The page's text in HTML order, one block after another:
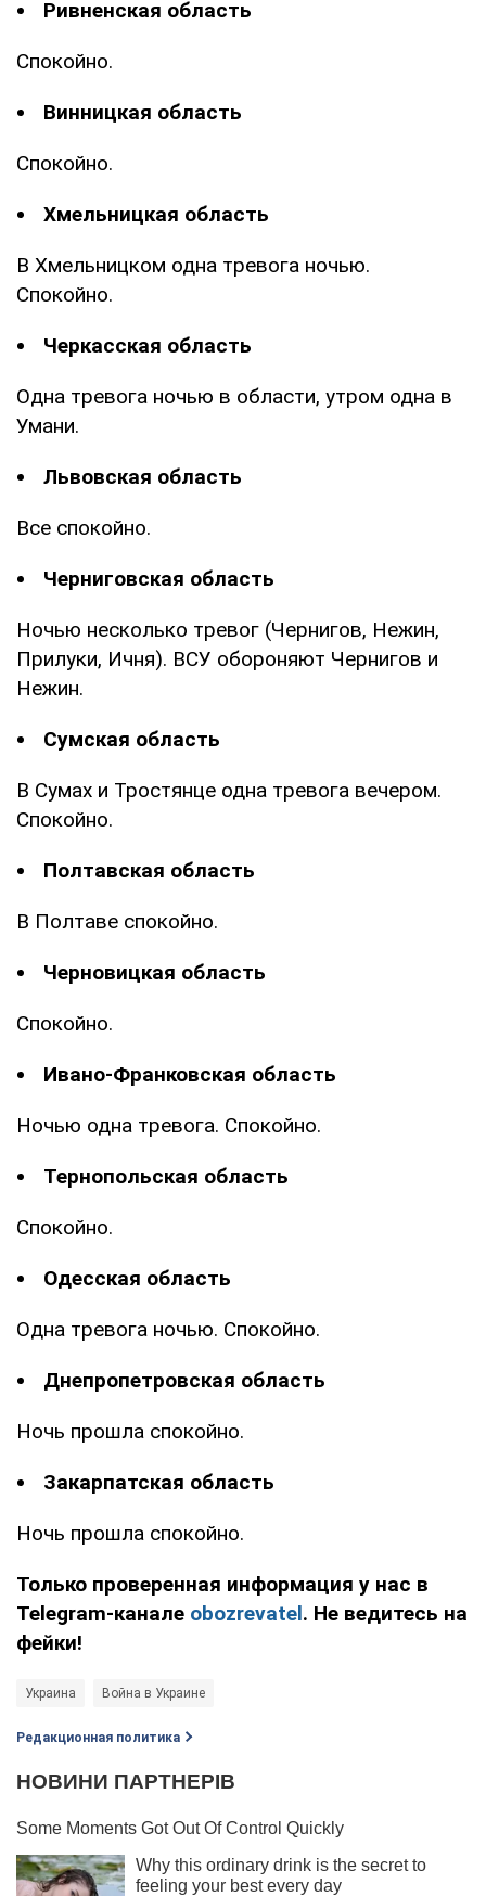
Ривненская область
Спокойно.
Винницкая область
Спокойно.
Хмельницкая область
В Хмельницком одна тревога ночью.
Спокойно.
Черкасская область
Одна тревога ночью в области, утром одна в
Умани.
Львовская область
Все спокойно.
Черниговская область
Ночью несколько тревог (Чернигов, Нежин,
Прилуки, Ичня). ВСУ обороняют Чернигов и
Нежин.
Сумская область
В Сумах и Тростянце одна тревога вечером.
Спокойно.
Полтавская область
В Полтаве спокойно.
Черновицкая область
Спокойно.
Ивано-Франковская область
Ночью одна тревога. Спокойно.
Тернопольская область
Спокойно.
Одесская область
Одна тревога ночью. Спокойно.
Днепропетровская область
Ночь прошла спокойно.
Закарпатская область
Ночь прошла спокойно.
Только проверенная информация у нас в
Telegram-канале obozrevatel. Не ведитесь на
фейки!
Украина Война в Украине
Редакционная политика